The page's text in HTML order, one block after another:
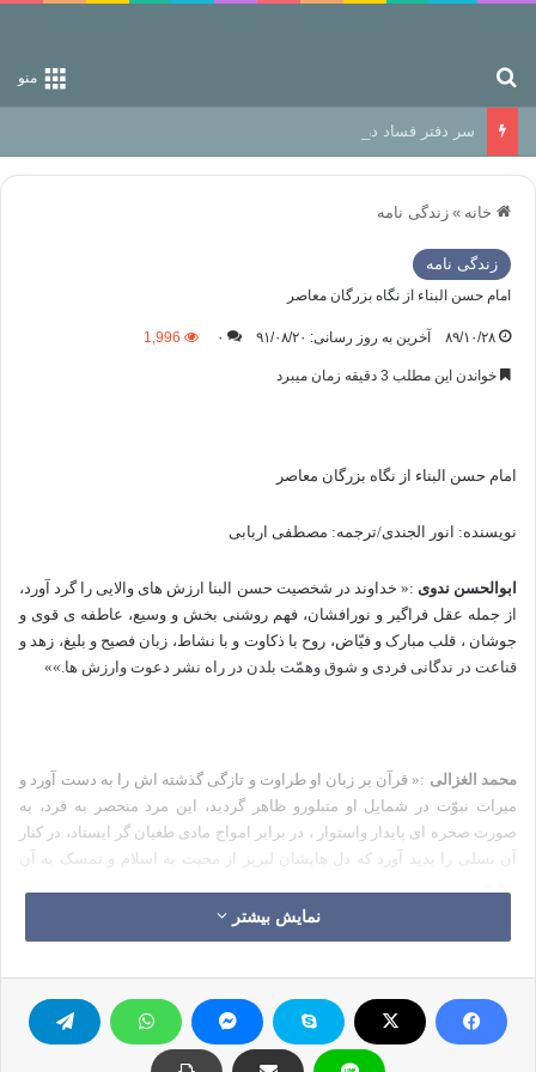
منو
سر دفتر فساد در زمین‌، دوری وکناره‌گیری از راه خداست‌!
خانه » زندگی نامه
زندگی نامه
امام حسن البناء از نگاه بزرگان معاصر
۸۹/۱۰/۲۸ آخرین به روز رسانی: ۹۱/۰۸/۲۰ ۰ 1,996
خواندن این مطلب 3 دقیقه زمان میبرد
امام حسن البناء از نگاه بزرگان معاصر
نويسنده: انور الجندی/ترجمه: مصطفی اربابی
ابوالحسن ندوی :« خداوند در شخصیت حسن البنا ارزش های والایی را گرد آورد،
از جمله عقل فراگیر و نورافشان، فهم روشنی بخش و وسیع، عاطفه ی قوی و
جوشان ، قلب مبارک و فیّاض، روح با ذکاوت و با نشاط، زبان فصیح و بلیغ، زهد و
قناعت در ندگانی فردی و شوق وهمّت بلدن در راه نشر دعوت وارزش ها.»»
محمد الغزالی :« قرآن بر زبان او طراوت و تازگی گذشته اش را به دست آورد و
میراث نبوّت در شمایل او متبلورو ظاهر گردید، این مرد منحصر به فرد، به
صورت صخره ای پایدار واستوار ، در برابر امواج مادی طغیان گر ایستاد، در کنار
آن نسلی را پدید آورد که دل هایشان لبریز از محبت به اسلام و تمسک به آن
محب لادین الخطیب:« استاد حسن البنا خود به تنهایی یک امت بود،او دارای
همان نیروی گمشده ای بود، که در قلب مؤمن آن را جستجو می کردم و به آن
دست نیافتم مگر روزی که او را شناختم، از آن روز نیاز اسلام به این دعوتگر
نمایش بیشتر